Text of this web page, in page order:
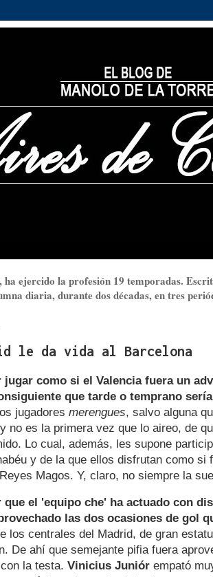
ejercido la profesión 19 temporadas.
diaria, durante dos décadas, en tres
le da vida al Barcelona
jugar como si el Valencia fuera un
que tarde o temprano
jugadores merengues, salvo alguna
no es la primera vez que lo aireo, de
Lo cual, además, les supone
y de la que ellos disfrutan como si
Magos. Y, claro, no siempre la
que el 'equipo che' ha actuado con
las dos ocasiones de gol
los centrales del Madrid, de gran
De ahí que semejante pifia fuera
la testa. Vinicius Juniór empató